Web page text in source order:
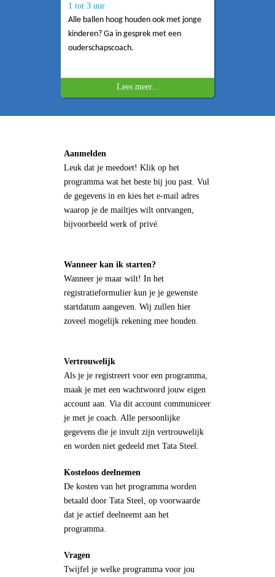
1 tot 3 uur
Alle ballen hoog houden ook met jonge
kinderen? Ga in gesprek met een
ouderschapscoach.
Lees meer...
Aanmelden
Leuk dat je meedoet! Klik op het
programma wat het beste bij jou past. Vul
de gegevens in en kies het e-mail adres
waarop je de mailtjes wilt ontvangen,
bijvoorbeeld werk of privé.
Wanneer kan ik starten?
Wanneer je maar wilt! In het
registratieformulier kun je je gewenste
startdatum aangeven. Wij zullen hier
zoveel mogelijk rekening mee houden.
Vertrouwelijk
Als je je registreert voor een programma,
maak je met een wachtwoord jouw eigen
account aan. Via dit account communiceer
je met je coach. Alle persoonlijke
gegevens die je invult zijn vertrouwelijk
en worden niet gedeeld met Tata Steel.
Kosteloos deelnemen
De kosten van het programma worden
betaald door Tata Steel, op voorwaarde
dat je actief deelneemt aan het
programma.
Vragen
Twijfel je welke programma voor jou